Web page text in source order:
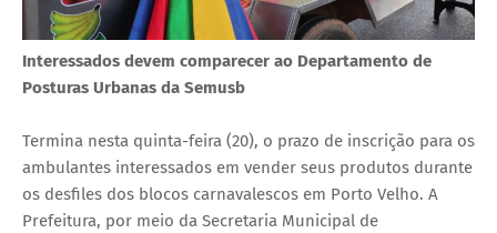
Interessados devem comparecer ao Departamento de
Posturas Urbanas da Semusb
Termina nesta quinta-feira (20), o prazo de inscrição para os
ambulantes interessados em vender seus produtos durante
os desfiles dos blocos carnavalescos em Porto Velho. A
Prefeitura, por meio da Secretaria Municipal de